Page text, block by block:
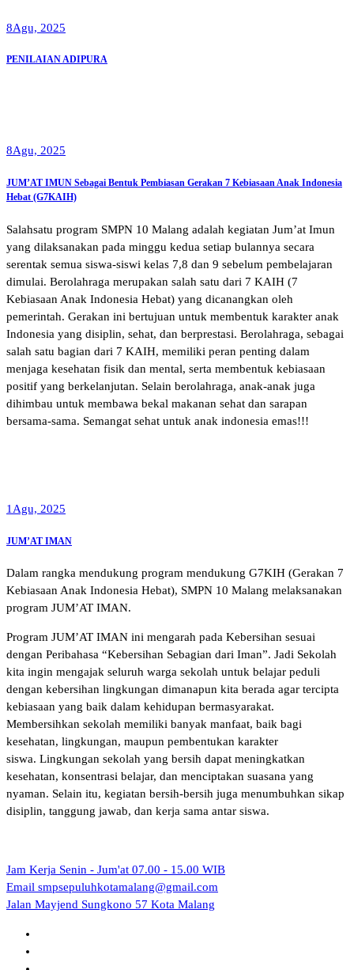
8Agu, 2025
PENILAIAN ADIPURA
8Agu, 2025
JUM’AT IMUN Sebagai Bentuk Pembiasan Gerakan 7 Kebiasaan Anak Indonesia
Hebat (G7KAIH)
Salahsatu program SMPN 10 Malang adalah kegiatan Jum’at Imun
yang dilaksanakan pada minggu kedua setiap bulannya secara
serentak semua siswa-siswi kelas 7,8 dan 9 sebelum pembelajaran
dimulai. Berolahraga merupakan salah satu dari 7 KAIH (7
Kebiasaan Anak Indonesia Hebat) yang dicanangkan oleh
pemerintah. Gerakan ini bertujuan untuk membentuk karakter anak
Indonesia yang disiplin, sehat, dan berprestasi. Berolahraga, sebagai
salah satu bagian dari 7 KAIH, memiliki peran penting dalam
menjaga kesehatan fisik dan mental, serta membentuk kebiasaan
positif yang berkelanjutan. Selain berolahraga, anak-anak juga
dihimbau untuk membawa bekal makanan sehat dan sarapan
bersama-sama. Semangat sehat untuk anak indonesia emas!!!
1 Agu, 2025
JUM’AT IMAN
Dalam rangka mendukung program mendukung G7KIH (Gerakan 7
Kebiasaan Anak Indonesia Hebat), SMPN 10 Malang melaksanakan
program JUM’AT IMAN.
Program JUM’AT IMAN ini mengarah pada Kebersihan sesuai
dengan Peribahasa “Kebersihan Sebagian dari Iman”. Jadi Sekolah
kita ingin mengajak seluruh warga sekolah untuk belajar peduli
dengan kebersihan lingkungan dimanapun kita berada agar tercipta
kebiasaan yang baik dalam kehidupan bermasyarakat.
Membersihkan sekolah memiliki banyak manfaat, baik bagi
kesehatan, lingkungan, maupun pembentukan karakter
siswa. Lingkungan sekolah yang bersih dapat meningkatkan
kesehatan, konsentrasi belajar, dan menciptakan suasana yang
nyaman. Selain itu, kegiatan bersih-bersih juga menumbuhkan sikap
disiplin, tanggung jawab, dan kerja sama antar siswa.
Jam Kerja Senin - Jum'at 07.00 - 15.00 WIB
Email smpsepuluhkotamalang@gmail.com
Jalan Mayjend Sungkono 57 Kota Malang